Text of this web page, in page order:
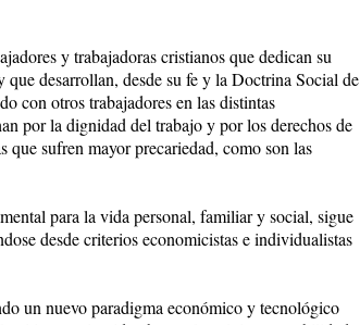
y trabajadoras cristianos que dedican su
desarrollan, desde su fe y la Doctrina Social de
con otros trabajadores en las distintas
por la dignidad del trabajo y por los derechos de
que sufren mayor precariedad, como son las
para la vida personal, familiar y social, sigue
desde criterios economicistas e individualistas
un nuevo paradigma económico y tecnológico